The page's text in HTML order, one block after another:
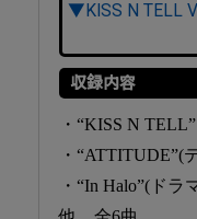
▼KISS N TELL
収録内容
・“KISS N TELL”
・
・“In Halo”(ド